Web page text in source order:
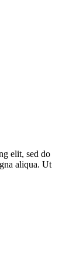
elit, sed do
aliqua. Ut